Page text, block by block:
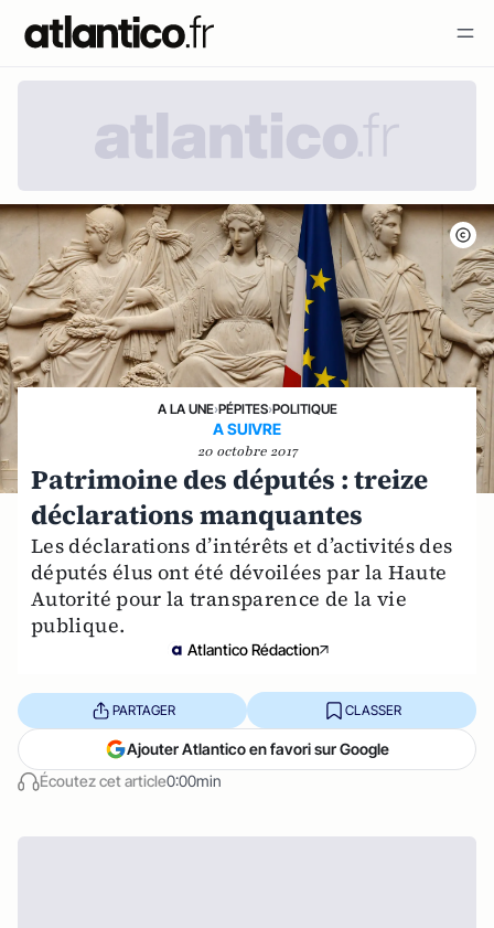
A LA UNE›PÉPITES›POLITIQUE
A SUIVRE
20 octobre 2017
Patrimoine des députés : treize
déclarations manquantes
Les déclarations d’intérêts et d’activités des
députés élus ont été dévoilées par la Haute
Autorité pour la transparence de la vie
publique.
Atlantico Rédaction
Écoutez cet article0:00min
PARTAGER CLASSER
Ajouter Atlantico en favori sur Google